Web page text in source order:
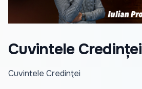
Cuvintele Credinței
Cuvintele Credinţei